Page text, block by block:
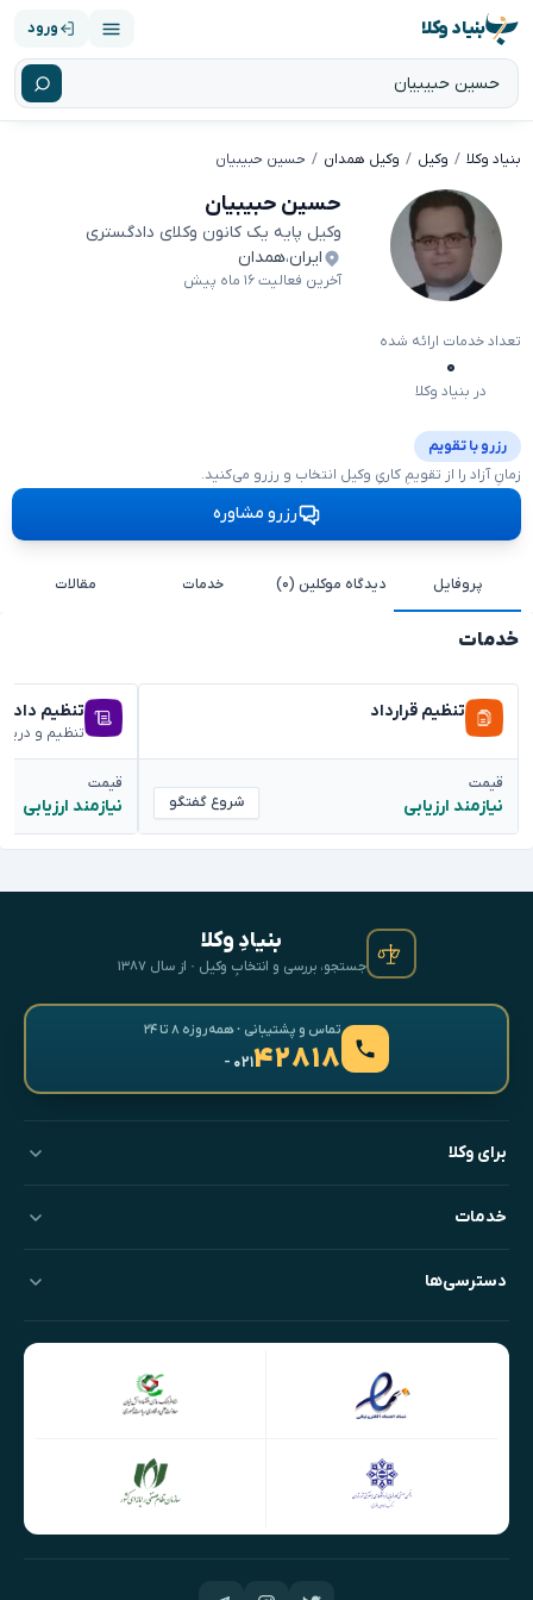
بنیاد وکلا ورود
بنیاد وکلا وکیل وکیل همدان حسین حبیبیان
حسین حبیبیان
وکیل پایه یک کانون وکلای دادگستری
ایران،همدان
آخرین فعالیت ۱۶ ماه پیش
تعداد خدمات ارائه شده
۰
در بنیاد وکلا
رزرو با تقویم
زمانِ آزاد را از تقویمِ کاریِ وکیل انتخاب و رزرو می‌کنید.
رزرو مشاوره
پروفایل دیدگاه موکلین (۰) خدمات مقالات
خدمات
تنظیم قرارداد
قیمت
نیازمند ارزیابی شروع گفتگو
تنظیم
تنظیم و
قیمت
نیازمند ارزیابی
بنیادِ وکلا
جستجو، بررسی و انتخابِ وکیل · از سال ۱۳۸۷
تماس و پشتیبانی · همه‌روزه ۸ تا ۲۴
۴۲۸۱۸- ۰۲۱
برای وکلا
خدمات
دسترسی‌ها